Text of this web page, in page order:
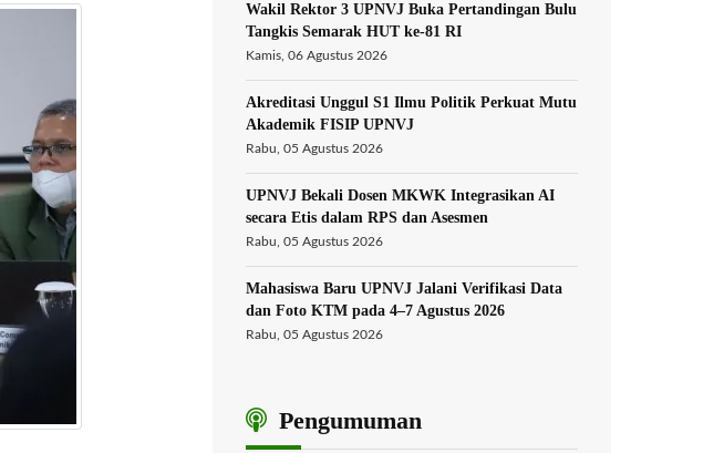
Wakil Rektor 3 UPNVJ Buka Pertandingan Bulu
Tangkis Semarak HUT ke-81 RI
Kamis, 06 Agustus 2026
Akreditasi Unggul S1 Ilmu Politik Perkuat Mutu
Akademik FISIP UPNVJ
Rabu, 05 Agustus 2026
UPNVJ Bekali Dosen MKWK Integrasikan AI
secara Etis dalam RPS dan Asesmen
Rabu, 05 Agustus 2026
Mahasiswa Baru UPNVJ Jalani Verifikasi Data
dan Foto KTM pada 4–7 Agustus 2026
Rabu, 05 Agustus 2026
Pengumuman